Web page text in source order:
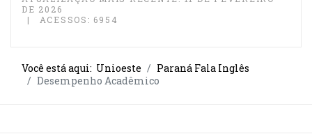
DE 2026
ACESSOS: 6954
Você está aqui: Unioeste
Paraná Fala Inglês
Desempenho Acadêmico